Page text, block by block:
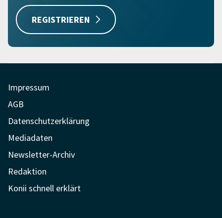
REGISTRIEREN
Impressum
AGB
Datenschutzerklärung
Mediadaten
Newsletter-Archiv
Redaktion
Konii schnell erklärt